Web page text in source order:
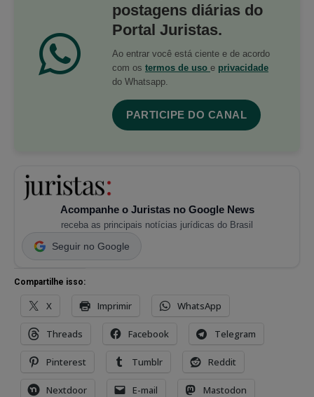
postagens diárias do
Portal Juristas.
Ao entrar você está ciente e de acordo
com os termos de uso e privacidade
do Whatsapp.
PARTICIPE DO CANAL
Acompanhe o Juristas no Google News
receba as principais notícias jurídicas do Brasil
Seguir no Google
Compartilhe isso:
X Imprimir WhatsApp
Threads Facebook Telegram
Pinterest Tumblr Reddit
Nextdoor E-mail Mastodon